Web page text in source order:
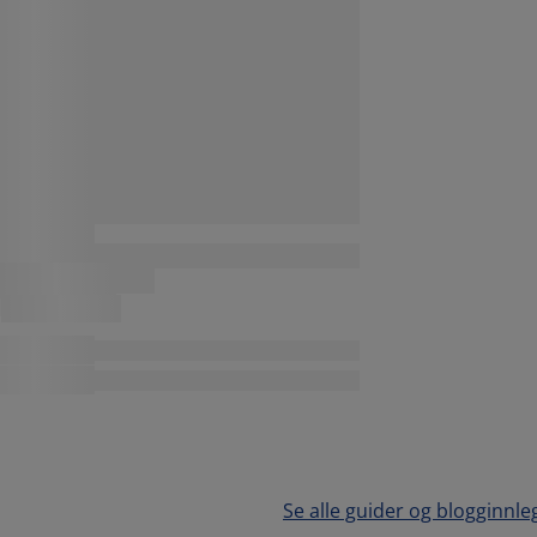
Se alle guider og